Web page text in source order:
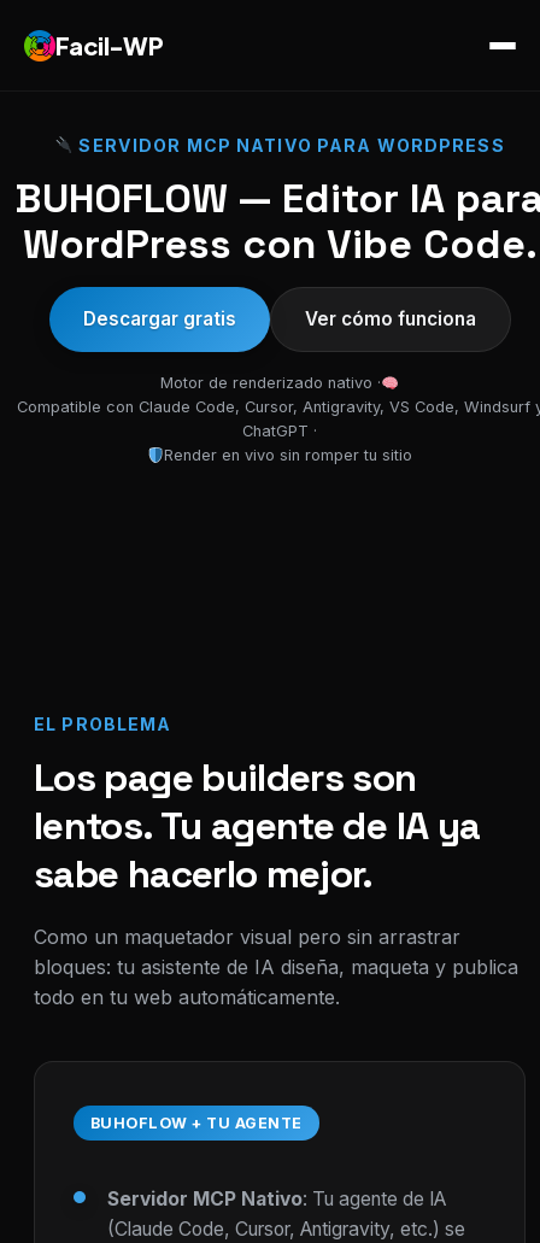
Facil-WP
SERVIDOR MCP NATIVO PARA WORDPRESS
BUHOFLOW — Editor IA
WordPress con Vibe Code.
Descargar gratis Ver cómo funciona
Motor de renderizado nativo ·
Compatible con Claude Code, Cursor, Antigravity, VS Code, Windsurf
ChatGPT ·
Render en vivo sin romper tu sitio
EL PROBLEMA
Los page builders son
lentos. Tu agente de IA ya
sabe hacerlo mejor.
Como un maquetador visual pero sin arrastrar
bloques: tu asistente de IA diseña, maqueta y publica
todo en tu web automáticamente.
BUHOFLOW + TU AGENTE
Servidor MCP Nativo: Tu agente de IA
(Claude Code, Cursor, Antigravity, etc.) se